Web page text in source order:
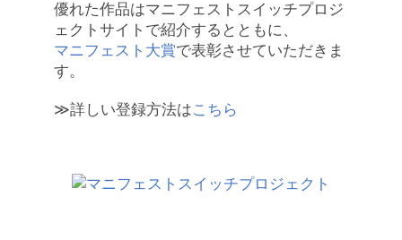
優れた作品はマニフェストスイッチプロジ
ェクトサイトで紹介するとともに、
マニフェスト大賞で表彰させていただきま
す。
≫詳しい登録方法はこちら